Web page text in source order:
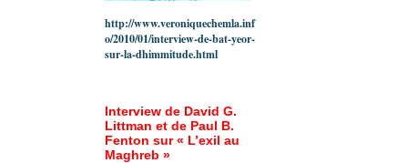
http://www.veroniquechemla.inf
o/2010/01/interview-de-bat-yeor-
sur-la-dhimmitude.html
Interview de David G.
Littman et de Paul B.
Fenton sur « L’exil au
Maghreb »